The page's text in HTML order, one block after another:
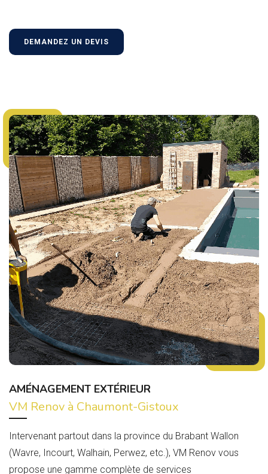
DEMANDEZ UN DEVIS
AMÉNAGEMENT EXTÉRIEUR
VM Renov à Chaumont-Gistoux
Intervenant partout dans la province du Brabant Wallon
(Wavre, Incourt, Walhain, Perwez, etc.), VM Renov vous
propose une gamme complète de services